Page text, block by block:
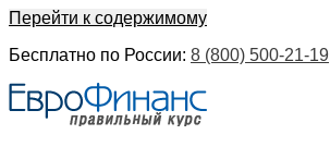
Перейти к содержимому
Бесплатно по России: 8 (800) 500-21-19
ЕвроФинанс